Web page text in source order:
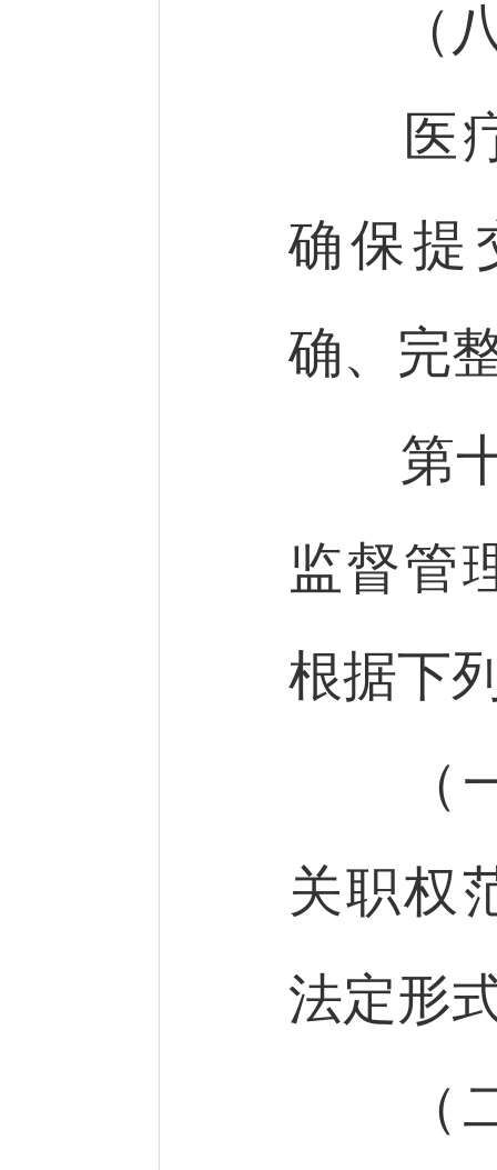
（八
医疗
确保提
确、完
第
监督管
根据下
（一
关职权
法定形
（二